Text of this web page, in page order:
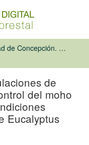
Universidad de Concepción. Facultad de Ciencias Forestales
de
del moho
Eucalyptus